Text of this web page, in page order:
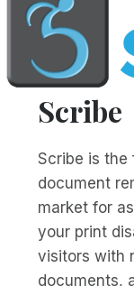
Scribe
Scribe is
document
market for
your print
visitors with
documents,